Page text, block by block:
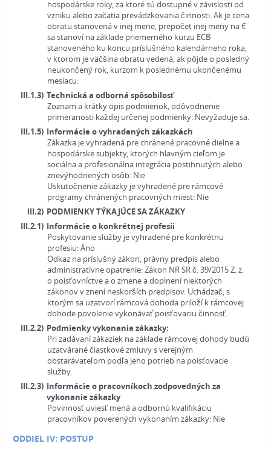
hospodárske roky, za ktoré sú dostupné v závislosti od
vzniku alebo začatia prevádzkovania činnosti. Ak je cena
obratu stanovená v inej mene, prepočet inej meny na €
sa stanoví na základe priemerného kurzu ECB
stanoveného ku koncu príslušného kalendárneho roka,
v ktorom je väčšina obratu vedená, ak pôjde o posledný
neukončený rok, kurzom k poslednému ukončenému
mesiacu.
III.1.3) Technická a odborná spôsobilosť
Zoznam a krátky opis podmienok, odôvodnenie
primeranosti každej určenej podmienky: Nevyžaduje sa.
III.1.5) Informácie o vyhradených zákazkách
Zákazka je vyhradená pre chránené pracovné dielne a
hospodárske subjekty, ktorých hlavným cieľom je
sociálna a profesionálna integrácia postihnutých alebo
znevýhodnených osôb: Nie
Uskutočnenie zákazky je vyhradené pre rámcové
programy chránených pracovných miest: Nie
III.2) PODMIENKY TÝKAJÚCE SA ZÁKAZKY
III.2.1) Informácie o konkrétnej profesii
Poskytovanie služby je vyhradené pre konkrétnu
profesiu:Áno
Odkaz na príslušný zákon, právny predpis alebo
administratívne opatrenie:Zákon NR SR č. 39/2015 Z. z.
o poisťovníctve a o zmene a doplnení niektorých
zákonov v znení neskorších predpisov. Uchádzač, s
ktorým sa uzatvorí rámcová dohoda priloží k rámcovej
dohode povolenie vykonávať poisťovaciu činnosť.
III.2.2) Podmienky vykonania zákazky:
Pri zadávaní zákaziek na základe rámcovej dohody budú
uzatvárané čiastkové zmluvy s verejným
obstarávateľom podľa jeho potrieb na poisťovacie
služby.
III.2.3) Informácie o pracovníkoch zodpovedných za
vykonanie zákazky
Povinnosť uviesť mená a odbornú kvalifikáciu
pracovníkov poverených vykonaním zákazky: Nie
ODDIEL IV: POSTUP